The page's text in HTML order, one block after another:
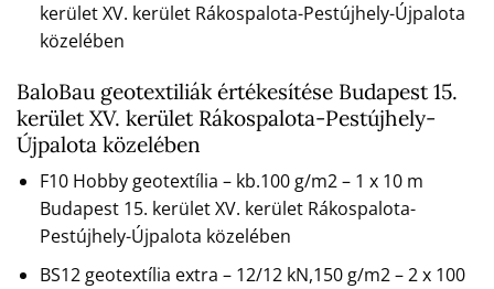
kerület XV. kerület Rákospalota-Pestújhely-Újpalota
közelében
BaloBau geotextiliák értékesítése Budapest 15.
kerület XV. kerület Rákospalota-Pestújhely-
Újpalota közelében
F10 Hobby geotextília – kb.100 g/m2 – 1 x 10 m
Budapest 15. kerület XV. kerület Rákospalota-
Pestújhely-Újpalota közelében
BS12 geotextília extra – 12/12 kN,150 g/m2 – 2 x 100